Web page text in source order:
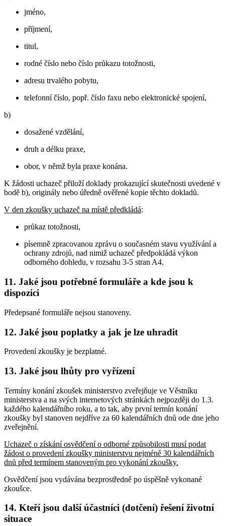
jméno,
příjmení,
titul,
rodné číslo nebo číslo průkazu totožnosti,
adresu trvalého pobytu,
telefonní číslo, popř. číslo faxu nebo elektronické spojení,
b)
dosažené vzdělání,
druh a délku praxe,
obor, v němž byla praxe konána.
K žádosti uchazeč přiloží doklady prokazující skutečnosti uvedené v
bodě b), originály nebo úředně ověřené kopie těchto dokladů.
V den zkoušky uchazeč na místě předkládá:
průkaz totožnosti,
písemně zpracovanou zprávu o současném stavu využívání a
ochrany zdrojů, nad nimiž uchazeč předpokládá výkon
odborného dohledu, v rozsahu 3-5 stran A4.
11. Jaké jsou potřebné formuláře a kde jsou k
dispozici
Předepsané formuláře nejsou stanoveny.
12. Jaké jsou poplatky a jak je lze uhradit
Provedení zkoušky je bezplatné.
13. Jaké jsou lhůty pro vyřízení
Termíny konání zkoušek ministerstvo zveřejňuje ve Věstníku
ministerstva a na svých internetových stránkách nejpozději do 1.3.
každého kalendářního roku, a to tak, aby první termín konání
zkoušky byl stanoven nejdříve za 60 kalendářních dnů ode dne jeho
zveřejnění.
Uchazeč o získání osvědčení o odborné způsobilosti musí podat
žádost o provedení zkoušky ministerstvu nejméně 30 kalendářních
dnů před termínem stanoveným pro vykonání zkoušky.
Osvědčení jsou vydávána bezprostředně po úspěšně vykonané
zkoušce.
14. Kteří jsou další účastníci (dotčení) řešení životní
situace